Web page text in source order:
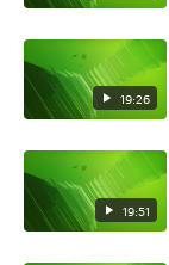
19:26
19:51